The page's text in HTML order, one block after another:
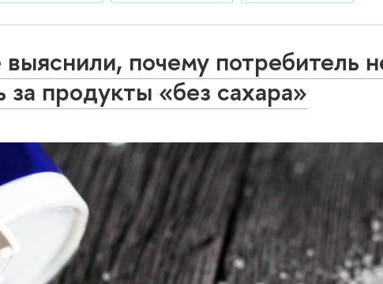
почему потребитель
за продукты «без сахара»